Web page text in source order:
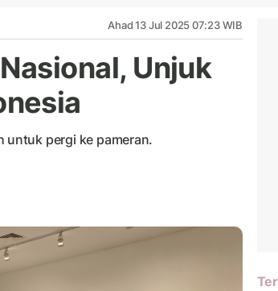
Ahad 13 Jul 2025 07:23 WIB
Unjuk
untuk pergi ke pameran.